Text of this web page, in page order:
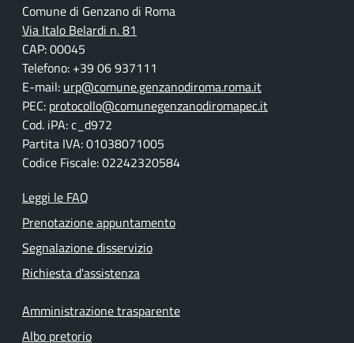
Comune di Genzano di Roma
Via Italo Belardi n. 81
CAP: 00045
Telefono: +39 06 937111
E-mail: urp@comune.genzanodiroma.roma.it
PEC: protocollo@comunegenzanodiromapec.it
Cod. iPA: c_d972
Partita IVA: 01038071005
Codice Fiscale: 02242320584
Leggi le FAQ
Prenotazione appuntamento
Segnalazione disservizio
Richiesta d'assistenza
Amministrazione trasparente
Albo pretorio